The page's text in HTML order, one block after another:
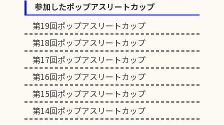
参加したポップアスリートカップ
第19回ポップアスリートカップ
第18回ポップアスリートカップ
第17回ポップアスリートカップ
第16回ポップアスリートカップ
第15回ポップアスリートカップ
第14回ポップアスリートカップ